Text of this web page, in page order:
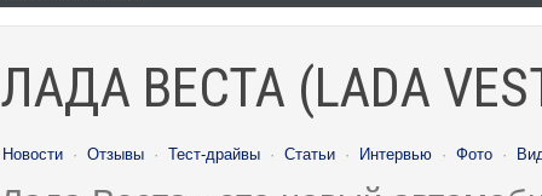
ЛАДА ВЕСТА (LADA
Новости · Отзывы · Тест-драйвы · Статьи · Интервью · Фото ·